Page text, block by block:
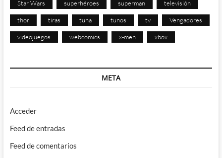
Star Wars superhéroes superman televisión
thor tiras tuna tunos tv Vengadores
videojuegos webcomics x-men xbox
META
Acceder
Feed de entradas
Feed de comentarios